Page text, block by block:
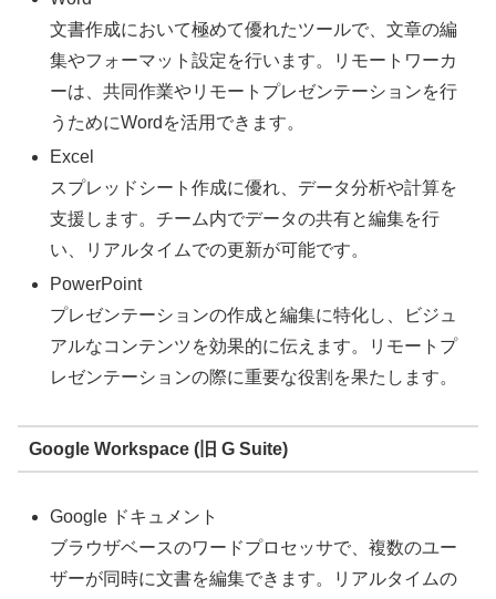
文書作成において極めて優れたツールで、文章の編
集やフォーマット設定を行います。リモートワーカ
ーは、共同作業やリモートプレゼンテーションを行
うためにWordを活用できます。
Excel
スプレッドシート作成に優れ、データ分析や計算を
支援します。チーム内でデータの共有と編集を行
い、リアルタイムでの更新が可能です。
PowerPoint
プレゼンテーションの作成と編集に特化し、ビジュ
アルなコンテンツを効果的に伝えます。リモートプ
レゼンテーションの際に重要な役割を果たします。
Google Workspace (旧 G Suite)
Google ドキュメント
ブラウザベースのワードプロセッサで、複数のユー
ザーが同時に文書を編集できます。リアルタイムの